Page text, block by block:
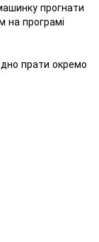
прогнати
на програмі
прати окремо